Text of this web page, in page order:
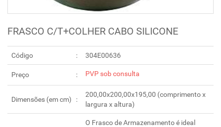
FRASCO C/T+COLHER CABO SILICONE
Código 304E00636
Preço PVP sob consulta
Dimensões (em cm)
200,00x200,00x195,00 (comprimento x
largura x altura)
O Frasco de Armazenamento é ideal